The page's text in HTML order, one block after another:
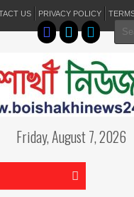
US PRIVACY POLICY
for:
Friday, August 7, 2026